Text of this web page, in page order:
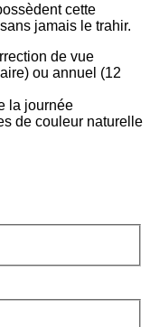
cette
jamais le trahir.
de vue
ou annuel (12
la journée
de couleur naturelle